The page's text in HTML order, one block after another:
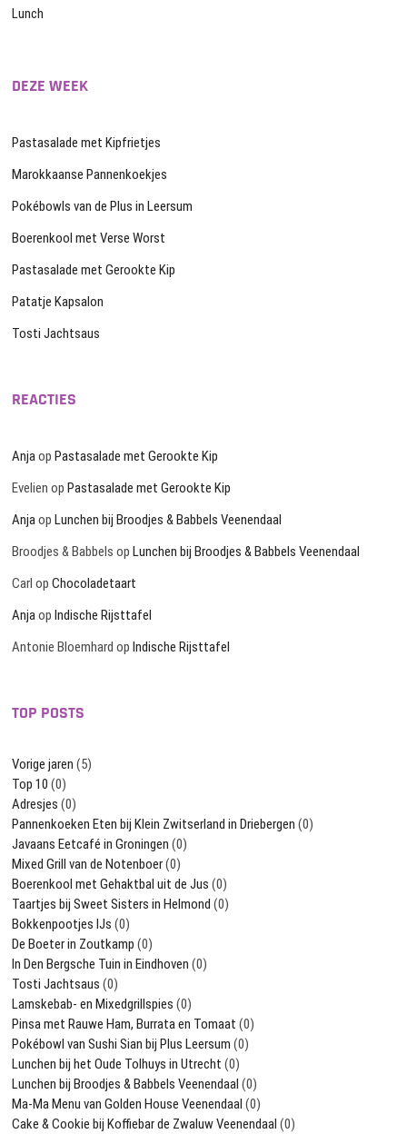
Lunch
DEZE WEEK
Pastasalade met Kipfrietjes
Marokkaanse Pannenkoekjes
Pokébowls van de Plus in Leersum
Boerenkool met Verse Worst
Pastasalade met Gerookte Kip
Patatje Kapsalon
Tosti Jachtsaus
REACTIES
AnjaopPastasalade met Gerookte Kip
Evelien opPastasalade met Gerookte Kip
AnjaopLunchen bij Broodjes & Babbels Veenendaal
Broodjes & Babbels opLunchen bij Broodjes & Babbels Veenendaal
Carl opChocoladetaart
AnjaopIndische Rijsttafel
Antonie Bloemhard opIndische Rijsttafel
TOP POSTS
Vorige jaren (5)
Top 10 (0)
Adresjes (0)
Pannenkoeken Eten bij Klein Zwitserland in Driebergen (0)
Javaans Eetcafé in Groningen (0)
Mixed Grill van de Notenboer(0)
Boerenkool met Gehaktbal uit de Jus (0)
Taartjes bij Sweet Sisters in Helmond (0)
Bokkenpootjes IJs (0)
De Boeter in Zoutkamp (0)
In Den Bergsche Tuin in Eindhoven (0)
Tosti Jachtsaus (0)
Lamskebab- en Mixedgrillspies (0)
Pinsa met Rauwe Ham, Burrata en Tomaat (0)
Pokébowl van Sushi Sian bij Plus Leersum (0)
Lunchen bij het Oude Tolhuys in Utrecht (0)
Lunchen bij Broodjes & Babbels Veenendaal (0)
Ma-Ma Menu van Golden House Veenendaal (0)
Cake & Cookie bij Koffiebar de Zwaluw Veenendaal (0)